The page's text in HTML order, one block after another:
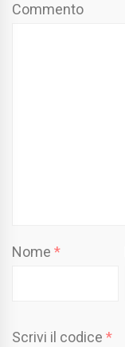
Commento
Nome *
Scrivi il codice *